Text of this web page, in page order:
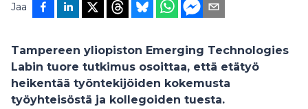
Jaa
Tampereen yliopiston Emerging Technologies
Labin tuore tutkimus osoittaa, että etätyö
heikentää työntekijöiden kokemusta
työyhteisöstä ja kollegoiden tuesta.